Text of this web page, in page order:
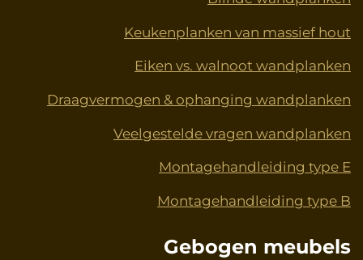
Keukenplanken van massief hout
Eiken vs. walnoot wandplanken
Draagvermogen & ophanging wandplanken
Veelgestelde vragen wandplanken
Montagehandleiding type E
Montagehandleiding type B
Gebogen meubels